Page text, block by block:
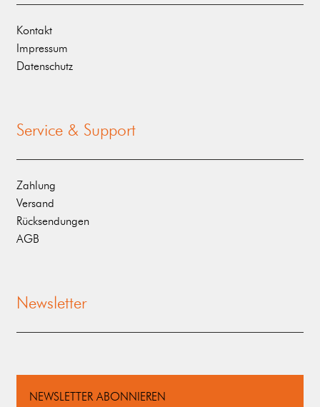
Kontakt
Impressum
Datenschutz
Service & Support
Zahlung
Versand
Rücksendungen
AGB
Newsletter
NEWSLETTER ABONNIEREN